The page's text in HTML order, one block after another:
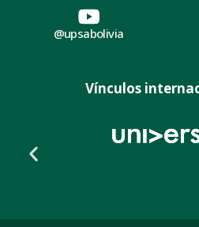
@upsabolivia
Vínculos